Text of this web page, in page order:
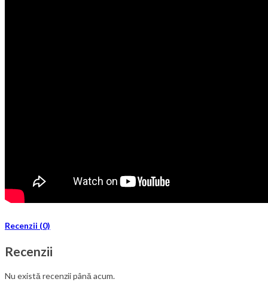
Recenzii (0)
Recenzii
Nu există recenzii până acum.